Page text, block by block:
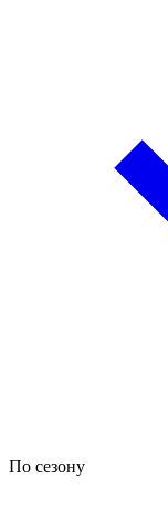
По сезону